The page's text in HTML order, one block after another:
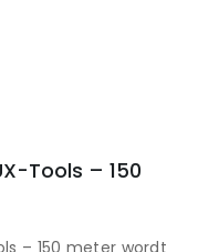
Tools – 150